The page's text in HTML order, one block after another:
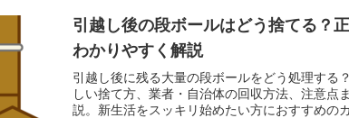
引越し後の段ボールはどう捨てる？
わかりやすく解説
引越し後に残る大量の段ボールをどう処理する
しい捨て方、業者・自治体の回収方法、注意点
説。新生活をスッキリ始めたい方におすすめの